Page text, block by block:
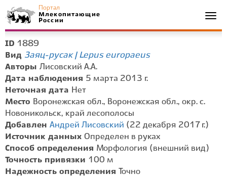
Портал
Млекопитающие
России
ID 1889
Вид Заяц-русак | Lepus europaeus
Авторы Лисовский А.А.
Дата наблюдения 5 марта 2013 г.
Неточная дата Нет
Место Воронежская обл., Воронежская обл., окр. с.
Новоникольск, край лесополосы
Добавлен Андрей Лисовский (22 декабря 2017 г.)
Источник данных Определен в руках
Способ определения Морфология (внешний вид)
Точность привязки 100 м
Надежность определения
Точно